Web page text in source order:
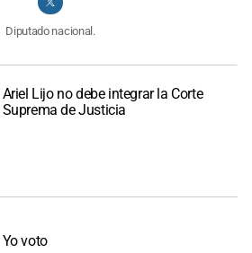
Diputado nacional.
Ariel Lijo no debe integrar la Corte
Suprema de Justicia
Yo voto